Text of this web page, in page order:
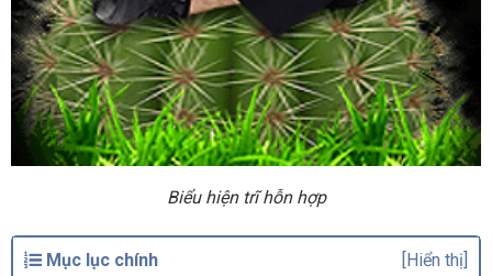
Biểu hiện trĩ hỗn hợp
Mục lục chính [Hiển thị]